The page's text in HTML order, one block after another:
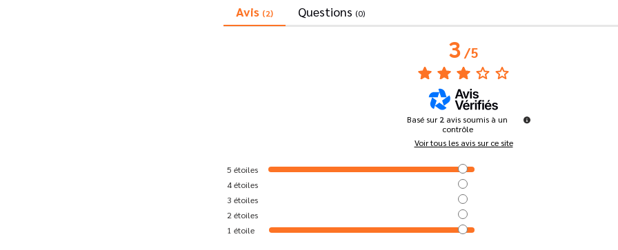
Avis (2) Questions (0)
3/5
Basé sur2 avis soumis à un
contrôle
Voir tous les avis sur ce site
5 étoiles
4étoiles
3 étoiles
2 étoiles
1 étoile